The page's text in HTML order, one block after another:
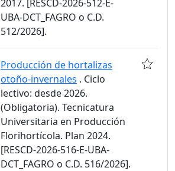
2017. [RESCD-2026-512-E-
UBA-DCT_FAGRO o C.D.
512/2026].
Producción de hortalizas
otoño-invernales . Ciclo
lectivo: desde 2026.
(Obligatoria). Tecnicatura
Universitaria en Producción
Florihortícola. Plan 2024.
[RESCD-2026-516-E-UBA-
DCT_FAGRO o C.D. 516/2026].